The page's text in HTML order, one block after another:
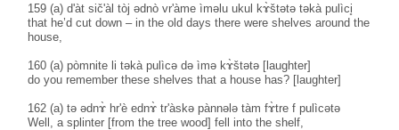
159 (a) d'àt sič'àl tòj ədnò vr'àme ìməlu ukul kɤ̀štətə təkà pulìci̥
that he’d cut down – in the old days there were shelves around the
house,
160 (a) pòmnite li təkà pulìcə də ìmə kɤ̀štətə [laughter]
do you remember these shelves that a house has? [laughter]
162 (a) tə ədnɤ̀ hr'è ednɤ̀ tr'àskə pànnələ tàm fɤ̀tre f pulìcətə
Well, a splinter [from the tree wood] fell into the shelf,